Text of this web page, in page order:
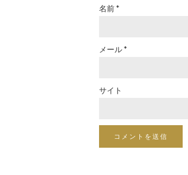
名前*
メール*
サイト